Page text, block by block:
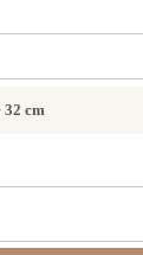
32 cm